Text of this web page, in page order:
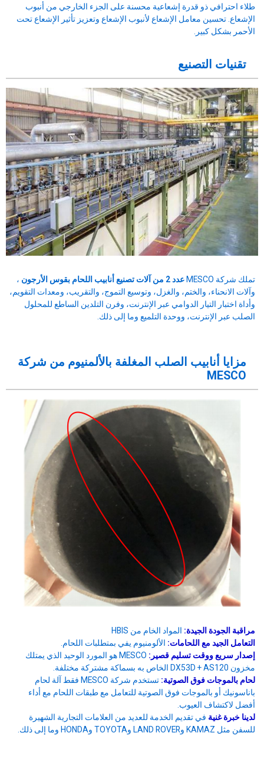
طلاء احترافي ذو قدرة إشعاعية محسنة على الجزء الخارجي من أنبوب
الإشعاع. تحسين معامل الإشعاع لأنبوب الإشعاع وتعزيز تأثير الإشعاع تحت
الأحمر بشكل كبير.
تقنيات التصنيع
تملك شركة MESCO عدد 2 من آلات تصنيع أنابيب اللحام بقوس الأرجون
،
وآلات الانحناء، والختم، والغزل، وتوسيع التموج، والتقريب، ومعدات التقويم،
وأداة اختبار التيار الدوامي عبر الإنترنت، وفرن التلدين الساطع للمحلول
الصلب عبر الإنترنت، ووحدة التلميع وما إلى ذلك.
مزايا أنابيب الصلب المغلفة بالألمنيوم من شركة
MESCO
مراقبة الجودة الجيدة: المواد الخام من HBIS
التعامل الجيد مع اللحامات: الألومنيوم يفي بمتطلبات اللحام.
إصدار سريع ووقت تسليم قصير:
MESCO هو المورد الوحيد الذي يمتلك
مخزون DX53D + AS120 الخاص به بسماكة مشتركة مختلفة.
لحام بالموجات فوق الصوتية:
تستخدم شركة MESCO فقط آلة لحام
باناسونيك أو بالموجات فوق الصوتية للتعامل مع طبقات اللحام مع أداء
أفضل لاكتشاف العيوب.
لدينا خبرة غنية في تقديم الخدمة للعديد من العلامات التجارية الشهيرة
للسفن مثل KAMAZ وLAND ROVER وTOYOTA وHONDA وما إلى ذلك.